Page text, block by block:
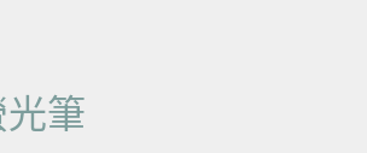
筆